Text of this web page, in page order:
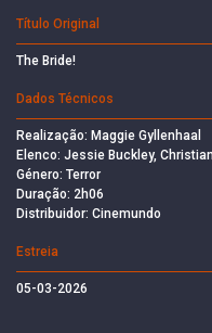
Título Original
The Bride!
Dados Técnicos
Realização: Maggie Gyllenhaal
Elenco: Jessie Buckley,
Género: Terror
Duração: 2h06
Distribuidor: Cinemundo
Estreia
05-03-2026